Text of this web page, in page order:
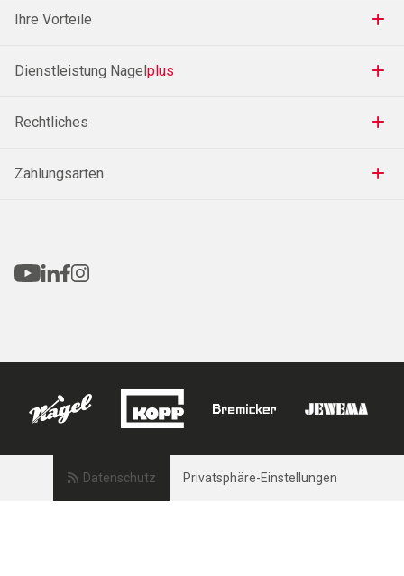
Ihre Vorteile
Dienstleistung Nagelplus
Rechtliches
Zahlungsarten
Datenschutz Privatsphäre-Einstellungen